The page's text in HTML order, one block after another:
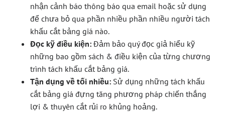
nhận cảnh báo thông báo qua email hoặc sử dụng
để chưa bỏ qua phần nhiều phần nhiều người tách
khấu cắt bảng giá nào.
Đọc kỹ điều kiện: Đảm bảo quý đọc giả hiểu kỹ
những bao gồm sách & điều kiện của từng chương
trình tách khấu cắt bảng giá.
Tận dụng về tối nhiều: Sử dụng những tách khấu
cắt bảng giá đựng tăng phương pháp chiến thắng
lợi & thuyên cắt rủi ro khủng hoảng.